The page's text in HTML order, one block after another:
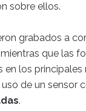
sobre ellos.
grabados a
que las
en los
de un sensor
.